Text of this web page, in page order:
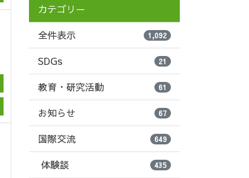
カテゴリー
全件表示
1,092
SDGs 21
教育・研究活動 61
お知らせ 67
国際交流 649
体験談 435